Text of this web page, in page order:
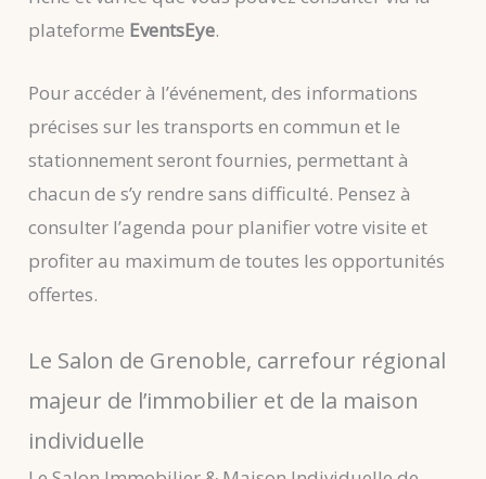
plateforme EventsEye.
Pour accéder à l’événement, des informations
précises sur les transports en commun et le
stationnement seront fournies, permettant à
chacun de s’y rendre sans difficulté. Pensez à
consulter l’agenda pour planifier votre visite et
profiter au maximum de toutes les opportunités
offertes.
Le Salon de Grenoble, carrefour régional
majeur de l’immobilier et de la maison
individuelle